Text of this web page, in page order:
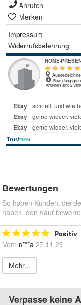
Anrufen
Merken
Impressum
Widerrufsbelehrung
Bewertungen
So haben Kunden, die
haben, den Kauf
Positiv
Von: n***a 27.11.25
Mehr...
Verpasse keine